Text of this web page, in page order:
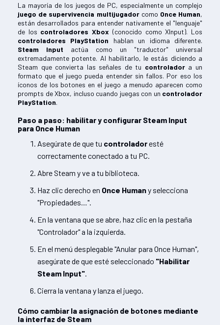
La mayoría de los juegos de PC, especialmente un complejo
juego de supervivencia multijugadorcomo Once Human,
están desarrollados para entender nativamente el "lenguaje"
de los controladores Xbox (conocido como XInput). Los
controladores PlayStation hablan un idioma diferente.
Steam Input actúa como un "traductor" universal
extremadamente potente. Al habilitarlo, le estás diciendo a
Steam que convierta las señales de tu controladora un
formato que el juego pueda entender sin fallos. Por eso los
íconos de los botones en el juego a menudo aparecen como
prompts de Xbox, incluso cuando juegas con un controlador
PlayStation.
Paso a paso: habilitar y configurar Steam Input
para Once Human
Asegúrate de que tu controladoresté
correctamente conectado a tu PC.
Abre Steam y ve a tu biblioteca.
Haz clic derecho en Once Humany selecciona
"Propiedades…".
En la ventana que se abre, haz clic en la pestaña
"Controlador" a la izquierda.
En el menú desplegable "Anular para Once Human",
asegúrate de que esté seleccionado "Habilitar
Steam Input".
Cierra la ventana y lanza el juego.
Cómo cambiar la asignación de botones mediante
la interfaz de Steam